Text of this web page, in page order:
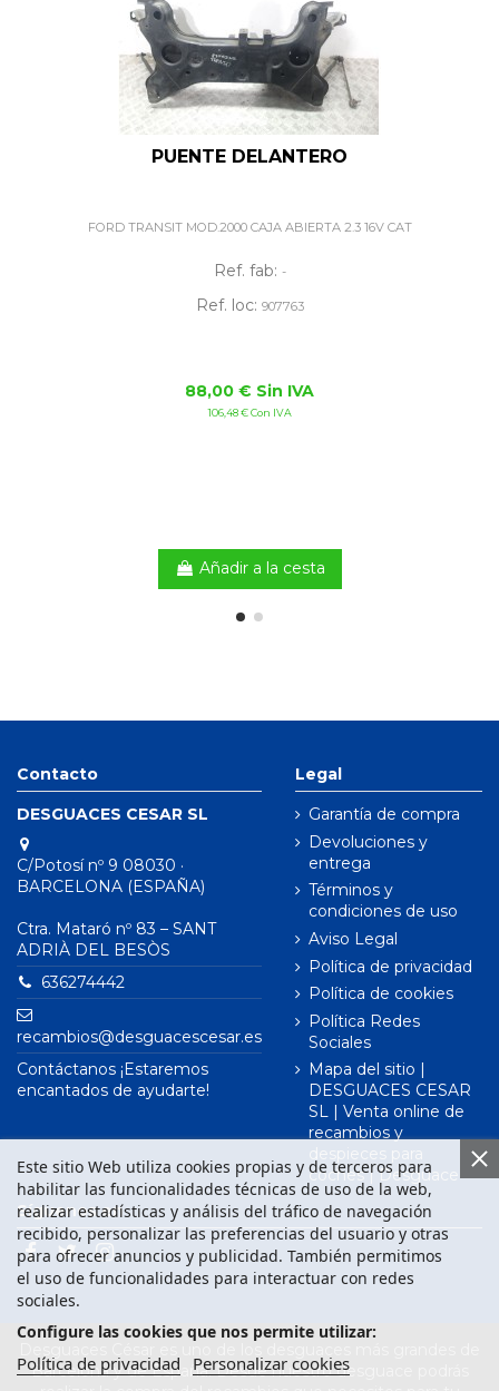
PUENTE DELANTERO
FORD TRANSIT MOD.2000 CAJA ABIERTA 2.3 16V CAT
Ref. fab: -
Ref. loc: 907763
88,00 € Sin IVA
106,48 € Con IVA
Añadir a la cesta
Contacto
DESGUACES CESAR SL
C/Potosí nº 9 08030 ·
BARCELONA (ESPAÑA)
Ctra. Mataró nº 83 – SANT
ADRIÀ DEL BESÒS
636274442
recambios@desguacescesar.es
Contáctanos ¡Estaremos
encantados de ayudarte!
Legal
Garantía de compra
Devoluciones y
entrega
Términos y
condiciones de uso
Aviso Legal
Política de privacidad
Política de cookies
Política Redes
Sociales
Mapa del sitio |
DESGUACES CESAR
SL | Venta online de
recambios y
despieces para
coches | Desguace
Este sitio Web utiliza cookies propias y de terceros para
habilitar las funcionalidades técnicas de uso de la web,
realizar estadísticas y análisis del tráfico de navegación
recibido, personalizar las preferencias del usuario y otras
para ofrecer anuncios y publicidad. También permitimos
el uso de funcionalidades para interactuar con redes
sociales.
Configure las cookies que nos permite utilizar:
Política de privacidad Personalizar cookies
Síguenos en
Barcelona y de España. Desde nuestro desguace podrás